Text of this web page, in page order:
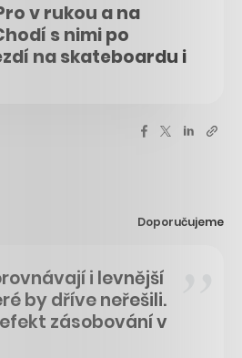
v rukou a na
s nimi po
na skateboardu i
Doporučujeme
i levnější
by dříve neřešili.
zásobování v